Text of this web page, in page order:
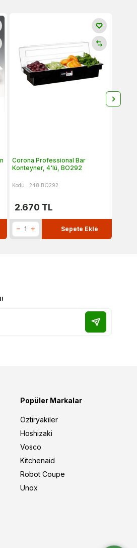
Corona Professional Bar
Konteyner, 4'lü, BO292
Kodu : 248.BO292
2.670 TL
Sepete Ekle
Popüler Markalar
Öztiryakiler
Hoshizaki
Vosco
Kitchenaid
Robot Coupe
Unox